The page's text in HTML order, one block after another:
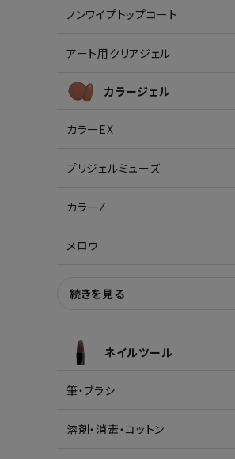
ノンワイプトップコート
アート用クリアジェル
カラージェル
カラーEX
プリジェルミューズ
カラーZ
メロウ
続きを見る
ネイルツール
筆・ブラシ
溶剤・消毒・コットン